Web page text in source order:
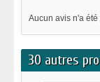
Aucun avis n'a
30 autres